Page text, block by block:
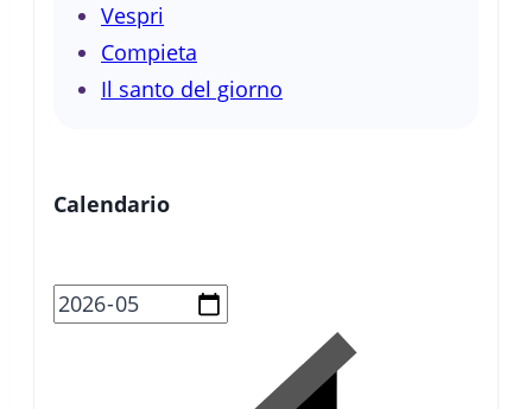
Vespri
Compieta
Il santo del giorno
Calendario